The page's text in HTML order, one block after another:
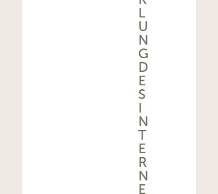
L
U
N
G
D
E
S
I
N
T
E
R
N
E